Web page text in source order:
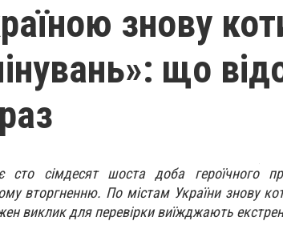
знову
що
сто сімдесят шоста доба героїчного
вторгненню. По містам України знову
виклик для перевірки виїжджають